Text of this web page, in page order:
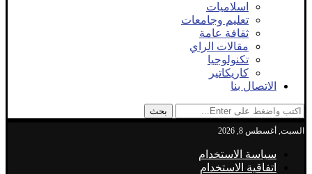
اسلاميات
تعليم وجامعات
ثقافة عامة
مقالات الراي
تكنولوجيا
كاريكاتير
الاتصال بنا
بحث
السبت, أغسطس 8, 2026
سياسة الاستخدام
اتفاقية الاستخدام